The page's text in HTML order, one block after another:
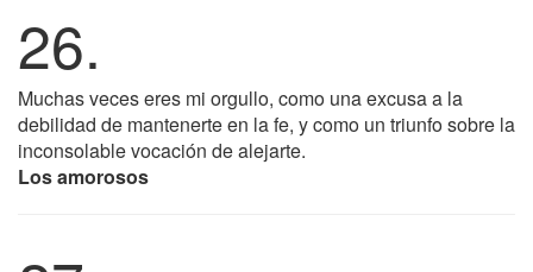
26.
Muchas veces eres mi orgullo, como una excusa a la
debilidad de mantenerte en la fe, y como un triunfo sobre la
inconsolable vocación de alejarte.
Los amorosos